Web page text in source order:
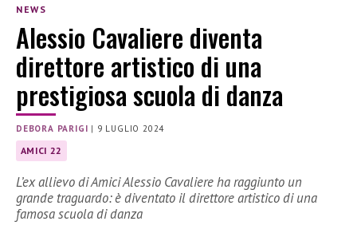
NEWS
Alessio Cavaliere diventa
direttore artistico di una
prestigiosa scuola di danza
DEBORA PARIGI | 9 LUGLIO 2024
AMICI 22
L’ex allievo di Amici Alessio Cavaliere ha raggiunto un
grande traguardo: è diventato il direttore artistico di una
famosa scuola di danza